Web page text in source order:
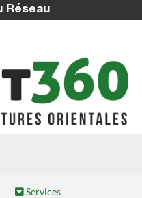
Réseau
Services